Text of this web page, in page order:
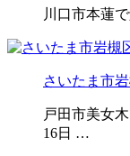
川口市本蓮
さいたま
戸田市美女
16日 …